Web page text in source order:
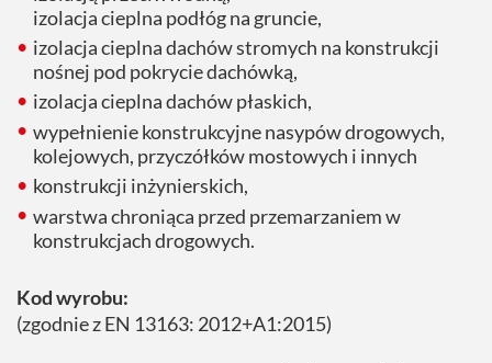
izolacja cieplna podłóg na gruncie,
izolacja cieplna dachów stromych na konstrukcji
nośnej pod pokrycie dachówką,
izolacja cieplna dachów płaskich,
wypełnienie konstrukcyjne nasypów drogowych,
kolejowych, przyczółków mostowych i innych
konstrukcji inżynierskich,
warstwa chroniąca przed przemarzaniem w
konstrukcjach drogowych.
Kod wyrobu:
(zgodnie z EN 13163: 2012+A1:2015)